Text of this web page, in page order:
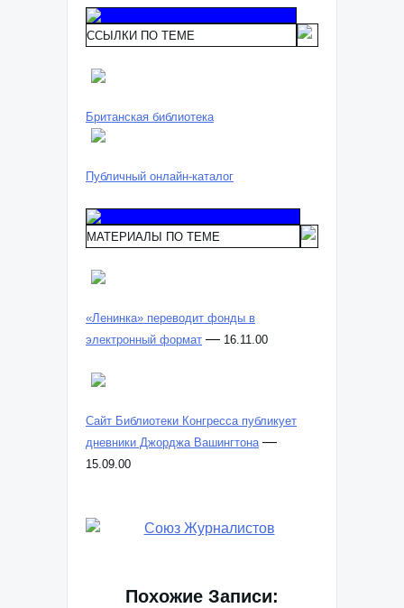
ССЫЛКИ ПО ТЕМЕ
Британская библиотека
Публичный онлайн-каталог
МАТЕРИАЛЫ ПО ТЕМЕ
«Ленинка» переводит фонды в
электронный формат — 16.11.00
Сайт Библиотеки Конгресса публикует
дневники Джорджа Вашингтона —
15.09.00
Похожие Записи: